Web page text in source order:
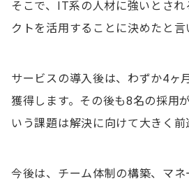
そこで、IT系の人材に強いとさ
クトを活用することに決めたと言
サービスの導入後は、わずか4ヶ
獲得します。その後も8名の採用
いう課題は解決に向けて大きく前
今後は、チーム体制の構築、マネ